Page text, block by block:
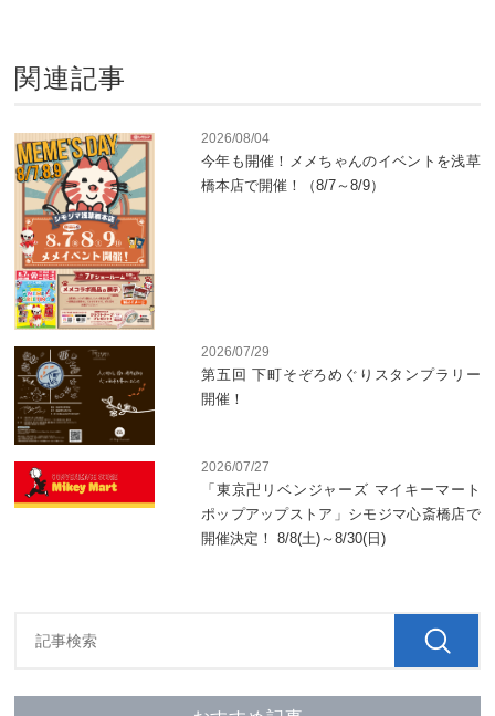
関連記事
2026/08/04
今年も開催！メメちゃんのイベントを浅草
橋本店で開催！（8/7～8/9）
2026/07/29
第五回 下町そぞろめぐりスタンプラリー
開催！
2026/07/27
「東京卍リベンジャーズ マイキーマート
ポップアップストア」シモジマ心斎橋店で
開催決定！ 8/8(土)～8/30(日)